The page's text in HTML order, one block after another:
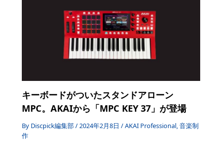
キーボードがついたスタンドアローン
MPC。AKAIから「MPC KEY 37」が登場
By Discpick編集部/2024年2月8日/AKAI Professional,音楽制
作